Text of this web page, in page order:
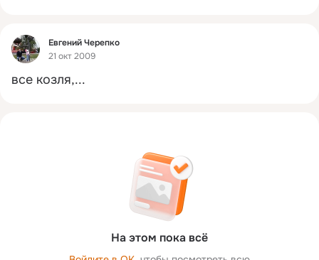
Фид
Евгений Черепко
21 окт 2009
все козля,...
На этом пока всё